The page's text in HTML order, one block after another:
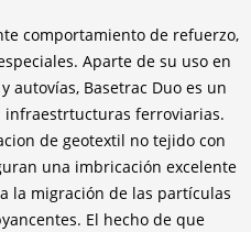
comportamiento de refuerzo,
Aparte de su uso en
autovías, Basetrac Duo es un
infraestrtucturas ferroviarias.
de geotextil no tejido con
una imbricación excelente
la migración de las partículas
El hecho de que